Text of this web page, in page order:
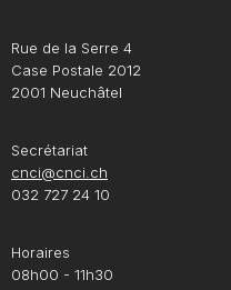
Rue de la Serre 4
Case Postale 2012
2001 Neuchâtel
Secrétariat
cnci@cnci.ch
032 727 24 10
Horaires
08h00 - 11h30